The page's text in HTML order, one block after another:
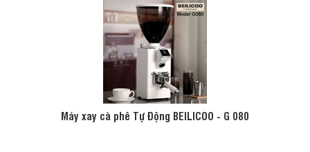
Máy xay cà phê Tự Động BEILICOO - G 080